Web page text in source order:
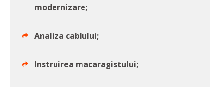
modernizare;
Analiza cablului;
Instruirea macaragistului;